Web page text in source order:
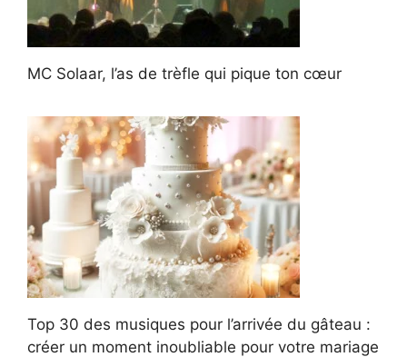
MC Solaar, l’as de trèfle qui pique ton cœur
Top 30 des musiques pour l’arrivée du gâteau :
créer un moment inoubliable pour votre mariage